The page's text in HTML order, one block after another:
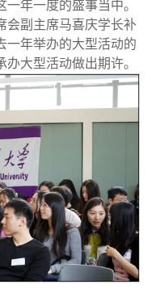
年一度的盛事当中。
会副主席马喜庆学长补
一年举办的大型活动的
大型活动做出期许。